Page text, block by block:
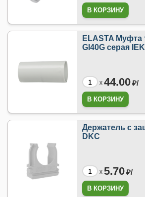
ELASTA Муфта
GI40G серая IEK
x 44.00₽/
Держатель с
DKC
x 5.70₽/